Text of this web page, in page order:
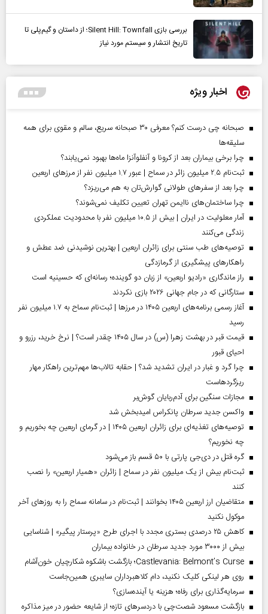
بررسی بازی Silent Hill: Townfall؛ از داستان و گیم‌پلی تا
تاریخ انتشار و سیستم مورد نیاز
اخبار ویژه
صبحانه چی درست کنم؟ معرفی ۳۰ صبحانه سریع، سالم و مقوی برای همه
سلیقه‌ها
چرا برخی بیماران بعد از کرونا و آنفلوآنزا ماه‌ها بهبود نمی‌یابند؟
ثبت‌نام ۲.۵ میلیون زائر در سماح | عبور ۱.۷ میلیون نفر از مرز‌های اربعین
چرا بعد از سفرهای طولانی گوارش‌تان به هم می‌ریزد؟
چرا ساختمان‌های ناایمن تهران تعیین تکلیف نمی‌شوند؟
آمار معلولیت در ایران | بیش از ۱۰.۵ میلیون نفر با محدودیت عملکردی
زندگی می‌کنند
توصیه‌های طب سنتی برای زائران اربعین | بهترین نوشیدنی ضد عطش و
راهکارهای پیشگیری از گرمازدگی
راز ماندگاری «رادیو اربعین» از زبان دو گوینده؛ رسانه‌ای که حسینیه است
ستارگانی که در جام جهانی ۲۰۲۶ بازی نکردند
آغاز رسمی برنامه‌های اربعین ۱۴۰۵ در مرز‌ها | ثبت‌نام سماح به ۱.۷ میلیون نفر
رسید
قیمت قبر در بهشت زهرا (س) در سال ۱۴۰۵ چقدر است؟ | نرخ خرید، رزرو و
احیای قبور
چرا گرد و غبار در ایران تشدید شد؟ | حقابه تالاب‌ها مهم‌ترین راهکار مهار
ریزگردهاست
مجازات سنگین برای آدم‌ربایان گوش‌بر
واکسن جدید سرطان پانکراس امیدبخش شد
توصیه‌های تغذیه‌ای برای زائران اربعین ۱۴۰۵ | در گرمای اربعین چه بخوریم و
چه نخوریم؟
گره قتل در دی‌جی پارتی با ۵۰ قسم باز می‌شود
ثبت‌نام بیش از یک میلیون نفر در سماح | زائران «همیار اربعین» را نصب
کنند
متقاضیان ارز اربعین ۱۴۰۵ بخوانند | ثبت‌نام در سامانه سماح را به روز‌های آخر
موکول نکنید
کاهش ۲۵ درصدی بستری مجدد با اجرای طرح «پرستار پیگیر» | شناسایی
بیش از ۳۰۰۰ مورد جدید سرطان در خانواده بیماران
Castlevania: Belmont’s Curse؛ بازگشت باشکوه شکارچیان خون‌آشام
روی هر لینکی کلیک نکنید، دام کلاهبرداران سایبری همین‌جاست
سرمایه‌گذاری برای رفاه؛ هزینه یا آینده‌سازی؟
بازگشت مسعود شصت‌چی با دردسر‌های تازه؛ از شایعه حضور در میز مذاکره